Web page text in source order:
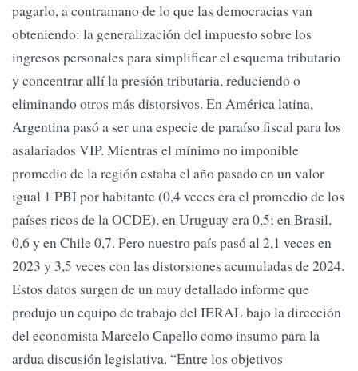
pagarlo, a contramano de lo que las democracias van
obteniendo: la generalización del impuesto sobre los
ingresos personales para simplificar el esquema tributario
y concentrar allí la presión tributaria, reduciendo o
eliminando otros más distorsivos. En América latina,
Argentina pasó a ser una especie de paraíso fiscal para los
asalariados VIP. Mientras el mínimo no imponible
promedio de la región estaba el año pasado en un valor
igual 1 PBI por habitante (0,4 veces era el promedio de los
países ricos de la OCDE), en Uruguay era 0,5; en Brasil,
0,6 y en Chile 0,7. Pero nuestro país pasó al 2,1 veces en
2023 y 3,5 veces con las distorsiones acumuladas de 2024.
Estos datos surgen de un muy detallado informe que
produjo un equipo de trabajo del IERAL bajo la dirección
del economista Marcelo Capello como insumo para la
ardua discusión legislativa. “Entre los objetivos